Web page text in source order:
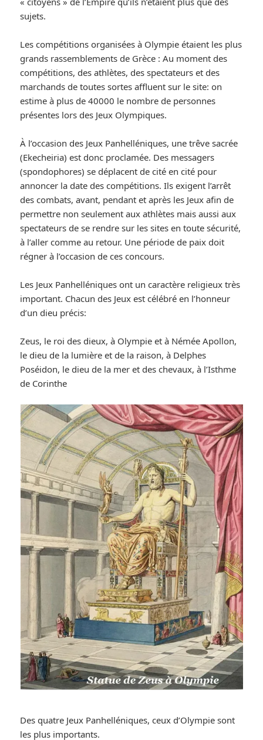
sujets.
Les compétitions organisées à Olympie étaient les plus
grands rassemblements de Grèce : Au moment des
compétitions, des athlètes, des spectateurs et des
marchands de toutes sortes affluent sur le site: on
estime à plus de 40000 le nombre de personnes
présentes lors des Jeux Olympiques.
À l’occasion des Jeux Panhelléniques, une trêve sacrée
(Ekecheiria) est donc proclamée. Des messagers
(spondophores) se déplacent de cité en cité pour
annoncer la date des compétitions. Ils exigent l’arrêt
des combats, avant, pendant et après les Jeux afin de
permettre non seulement aux athlètes mais aussi aux
spectateurs de se rendre sur les sites en toute sécurité,
à l’aller comme au retour. Une période de paix doit
régner à l’occasion de ces concours.
Les Jeux Panhelléniques ont un caractère religieux très
important. Chacun des Jeux est célébré en l’honneur
d’un dieu précis:
Zeus, le roi des dieux, à Olympie et à Némée Apollon,
le dieu de la lumière et de la raison, à Delphes
Poséidon, le dieu de la mer et des chevaux, à l’Isthme
de Corinthe
Des quatre Jeux Panhelléniques, ceux d’Olympie sont
les plus importants.